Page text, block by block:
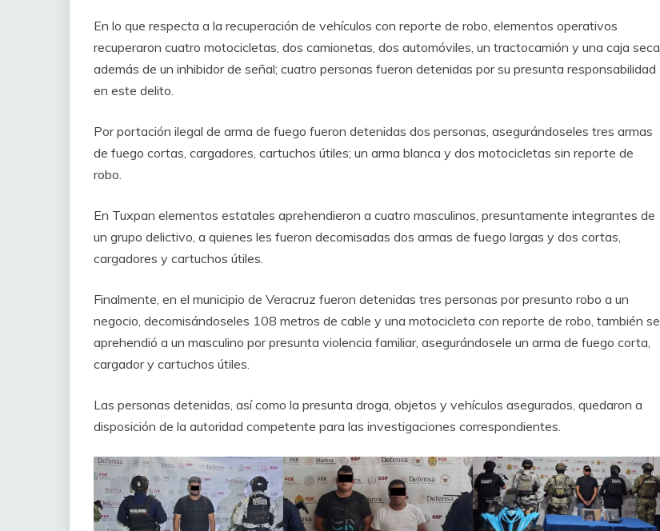
En lo que respecta a la recuperación de vehículos con reporte de robo, elementos operativos
recuperaron cuatro motocicletas, dos camionetas, dos automóviles, un tractocamión y una caja seca,
además de un inhibidor de señal; cuatro personas fueron detenidas por su presunta responsabilidad
en este delito.
Por portación ilegal de arma de fuego fueron detenidas dos personas, asegurándoseles tres armas
de fuego cortas, cargadores, cartuchos útiles; un arma blanca y dos motocicletas sin reporte de
robo.
En Tuxpan elementos estatales aprehendieron a cuatro masculinos, presuntamente integrantes de
un grupo delictivo, a quienes les fueron decomisadas dos armas de fuego largas y dos cortas,
cargadores y cartuchos útiles.
Finalmente, en el municipio de Veracruz fueron detenidas tres personas por presunto robo a un
negocio, decomisándoseles 108 metros de cable y una motocicleta con reporte de robo, también se
aprehendió a un masculino por presunta violencia familiar, asegurándosele un arma de fuego corta,
cargador y cartuchos útiles.
Las personas detenidas, así como la presunta droga, objetos y vehículos asegurados, quedaron a
disposición de la autoridad competente para las investigaciones correspondientes.